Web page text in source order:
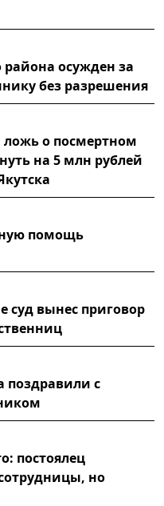
осужден за
без разрешения
о посмертном
на 5 млн рублей
помощь
суд вынес приговор
поздравили с
постоялец
но